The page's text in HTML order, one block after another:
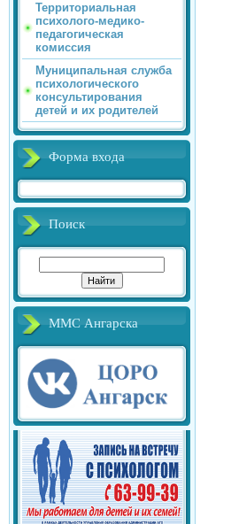
Территориальная
психолого-медико-
педагогическая
комиссия
Муниципальная служба
психологического
консультирования
детей и их родителей
Форма входа
Поиск
ММС Ангарска